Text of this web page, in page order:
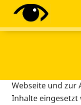
Diese Webseite
Tracking-Tools
Webseite und zur
Inhalte eingesetzt